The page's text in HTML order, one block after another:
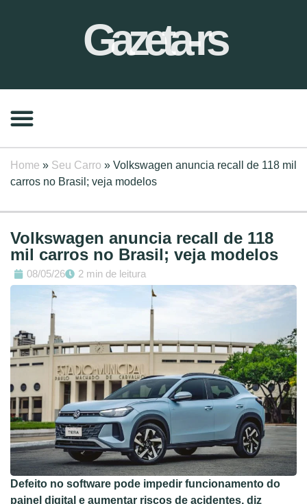
Gazeta-rs
Home » Seu Carro » Volkswagen anuncia recall de 118 mil
carros no Brasil; veja modelos
Volkswagen anuncia recall de 118
mil carros no Brasil; veja modelos
08/05/26 2 min de leitura
Defeito no software pode impedir funcionamento do
painel digital e aumentar riscos de acidentes, diz